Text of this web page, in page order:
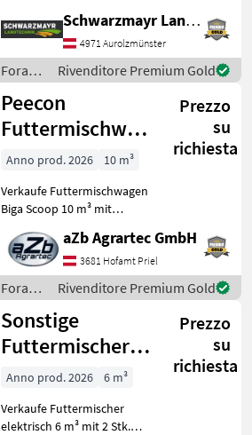
8³ - con anello di troppo
pieno - con coclea verticale
- con saracinesca a d
Schwarzmayr Landtechnik GmbH - Aurolzmünster
4971 Aurolzmünster
Foraggiamento
/ Kuhn
Rivenditore Premium Gold
Peecon
Futtermischwagen
Biga Scoop 10
m³ mit
Ladeklappe
Prezzo
su
richiesta
Anno prod. 2026
10 m³
Verkaufe Futtermischwagen
Biga Scoop 10 m³ mit
Peecon Qualität und Made
in Holland Wir sind
offizieller Peecon Händler
für ganz Österreich!
aZb Agrartec GmbH
3681 Hofamt Priel
Foraggiamento
/
Peecon
Rivenditore Premium Gold
Sonstige
Futtermischer
elektrisch
horizontal 6 m³
mit Waa
Prezzo
su
richiesta
Anno prod. 2026
6 m³
Verkaufe Futtermischer
elektrisch 6 m³ mit 2 Stk.